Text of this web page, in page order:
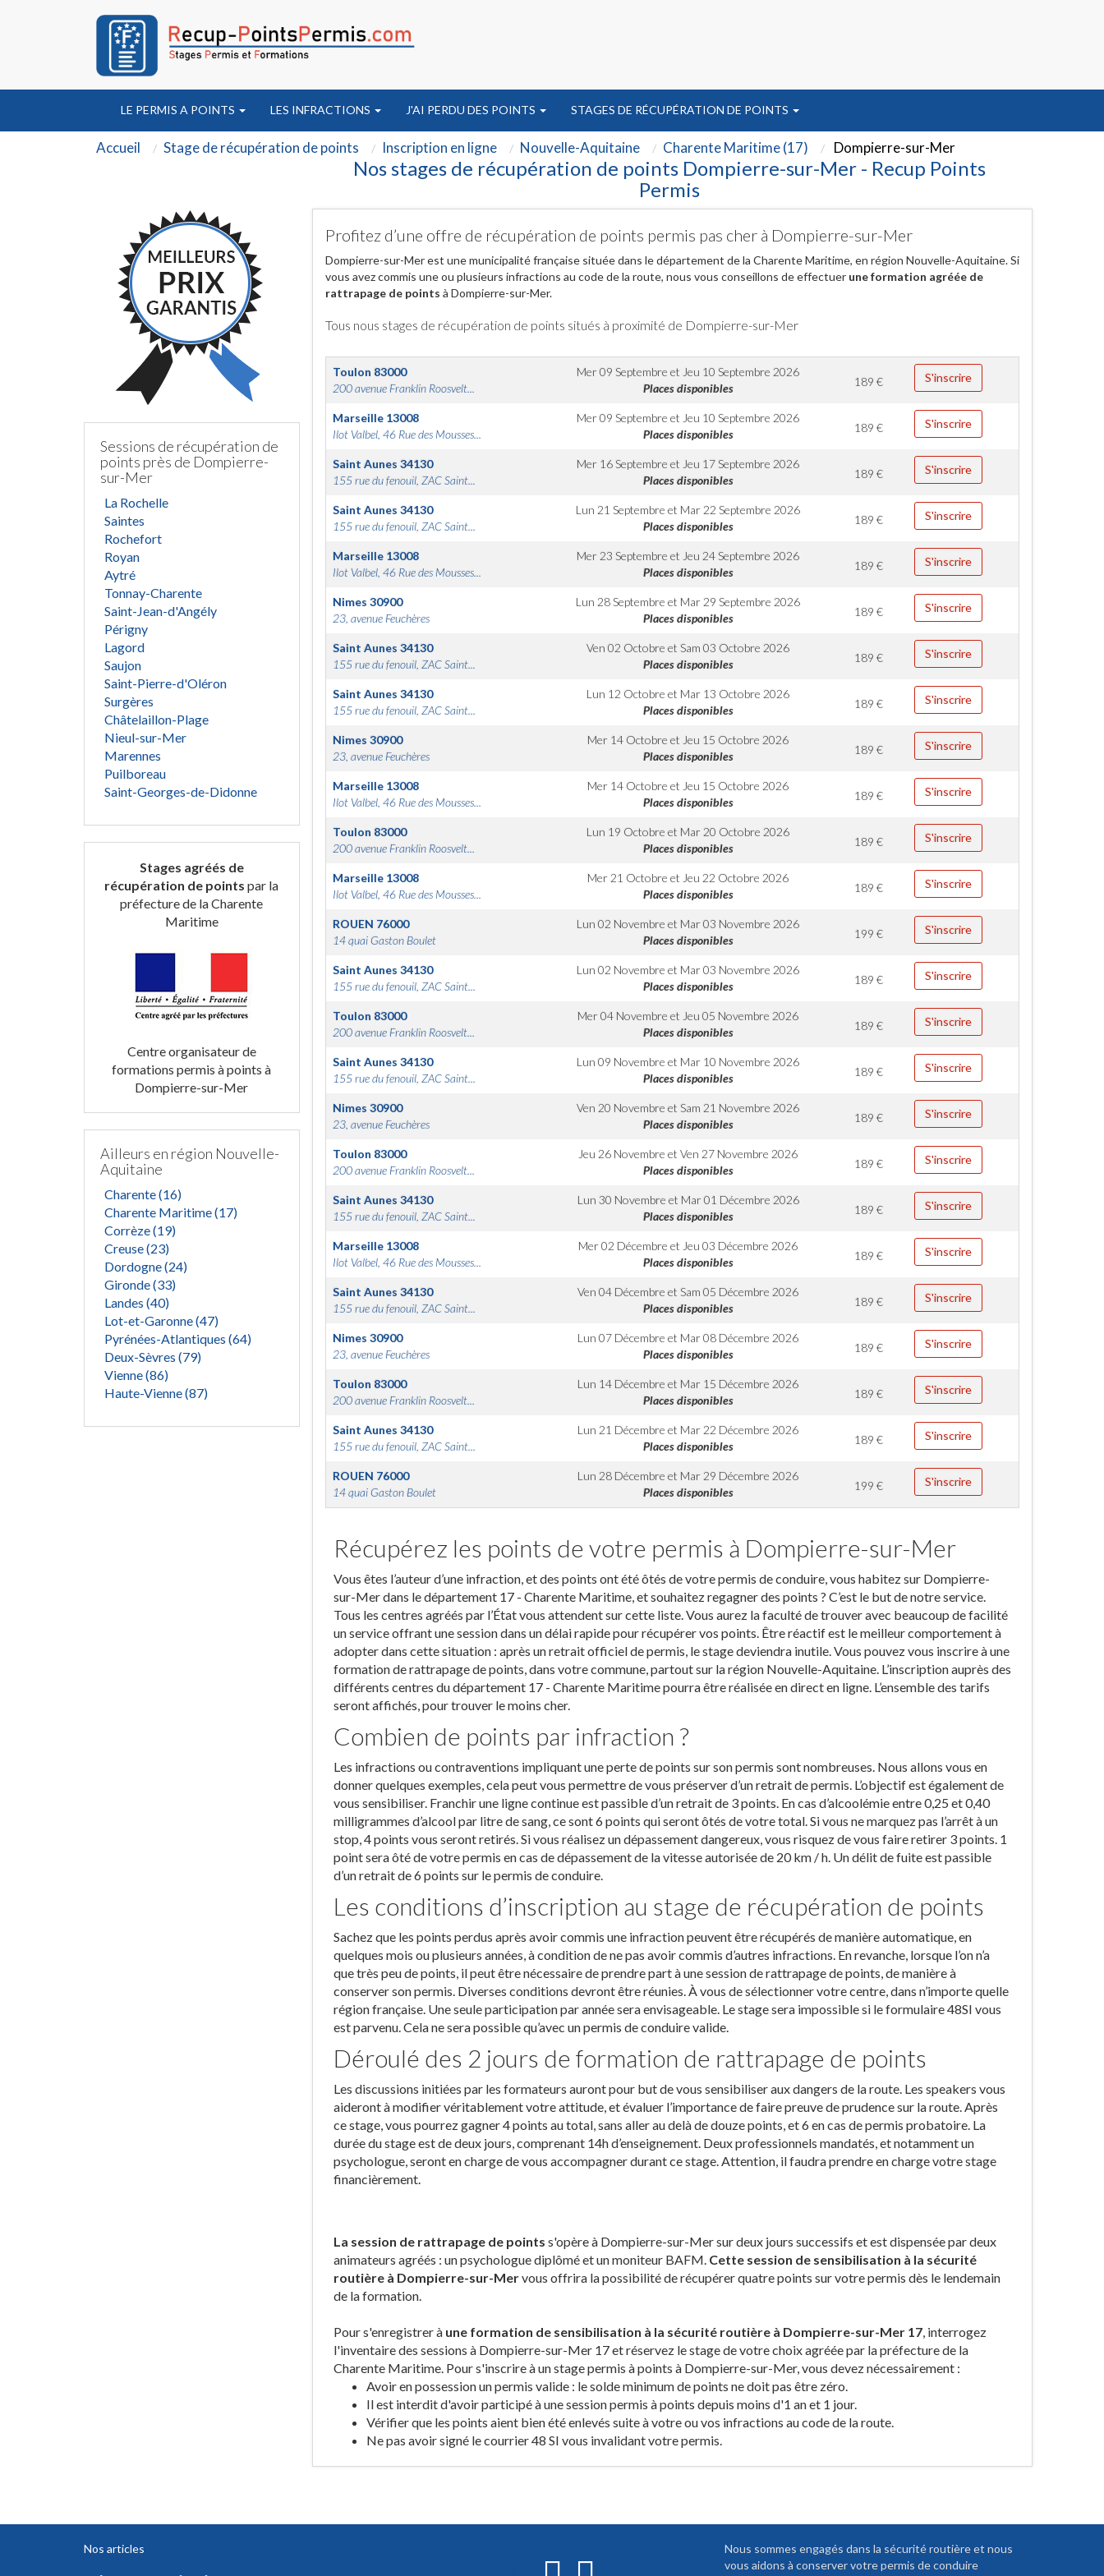
LE PERMIS A POINTS LES INFRACTIONS J'AI PERDU DES POINTS STAGES DE RÉCUPÉRATION DE POINTS
Accueil Stage de récupération de points Inscription en ligne Nouvelle-Aquitaine Charente Maritime (17) Dompierre-sur-Mer
Nos stages de récupération de points Dompierre-sur-Mer - Recup Points
Permis
Sessions de récupération de
points près de Dompierre-
sur-Mer
La Rochelle
Saintes
Rochefort
Royan
Aytré
Tonnay-Charente
Saint-Jean-d'Angély
Périgny
Lagord
Saujon
Saint-Pierre-d'Oléron
Surgères
Châtelaillon-Plage
Nieul-sur-Mer
Marennes
Puilboreau
Saint-Georges-de-Didonne
Stages agréés de
récupération de points par la
préfecture de la Charente
Maritime
Centre organisateur de
formations permis à points à
Dompierre-sur-Mer
Ailleurs en région Nouvelle-
Aquitaine
Charente (16)
Charente Maritime (17)
Corrèze (19)
Creuse (23)
Dordogne (24)
Gironde (33)
Landes (40)
Lot-et-Garonne (47)
Pyrénées-Atlantiques (64)
Deux-Sèvres (79)
Vienne (86)
Haute-Vienne (87)
Profitez d’une offre de récupération de points permis pas cher à Dompierre-sur-Mer
Dompierre-sur-Mer est une municipalité française située dans le département de la Charente Maritime, en région Nouvelle-Aquitaine. Si
vous avez commis une ou plusieurs infractions au code de la route, nous vous conseillons de effectuer une formation agréée de
rattrapage de points à Dompierre-sur-Mer.
Tous nous stages de récupération de points situés à proximité de Dompierre-sur-Mer
Toulon 83000
200 avenue Franklin Roosvelt...
Mer 09 Septembre et Jeu 10 Septembre 2026
Places disponibles
189€ S'inscrire
Marseille 13008
Ilot Valbel, 46 Rue des Mousses...
Mer 09 Septembre et Jeu 10 Septembre 2026
Places disponibles
189€ S'inscrire
Saint Aunes 34130
155 rue du fenouil, ZAC Saint...
Mer 16 Septembre et Jeu 17 Septembre 2026
Places disponibles
189€ S'inscrire
Saint Aunes 34130
155 rue du fenouil, ZAC Saint...
Lun 21 Septembre et Mar 22 Septembre 2026
Places disponibles
189€ S'inscrire
Marseille 13008
Ilot Valbel, 46 Rue des Mousses...
Mer 23 Septembre et Jeu 24 Septembre 2026
Places disponibles
189€ S'inscrire
Nimes 30900
23, avenue Feuchères
Lun 28 Septembre et Mar 29 Septembre 2026
Places disponibles
189€ S'inscrire
Saint Aunes 34130
155 rue du fenouil, ZAC Saint...
Ven 02 Octobre etSam 03 Octobre 2026
Places disponibles
189€ S'inscrire
Saint Aunes 34130
155 rue du fenouil, ZAC Saint...
Lun 12 Octobre et Mar 13 Octobre 2026
Places disponibles
189€ S'inscrire
Nimes 30900
23, avenue Feuchères
Mer 14 Octobre et Jeu 15 Octobre 2026
Places disponibles
189€ S'inscrire
Marseille 13008
Ilot Valbel, 46 Rue des Mousses...
Mer 14 Octobre et Jeu 15 Octobre 2026
Places disponibles
189€ S'inscrire
Toulon 83000
200 avenue Franklin Roosvelt...
Lun 19 Octobre et Mar 20 Octobre 2026
Places disponibles
189€ S'inscrire
Marseille 13008
Ilot Valbel, 46 Rue des Mousses...
Mer 21 Octobre et Jeu 22 Octobre 2026
Places disponibles
189€ S'inscrire
ROUEN 76000
14 quai Gaston Boulet
Lun 02 Novembre et Mar 03 Novembre 2026
Places disponibles
199€ S'inscrire
Saint Aunes 34130
155 rue du fenouil, ZAC Saint...
Lun 02 Novembre et Mar 03 Novembre 2026
Places disponibles
189€ S'inscrire
Toulon 83000
200 avenue Franklin Roosvelt...
Mer 04 Novembre et Jeu 05 Novembre 2026
Places disponibles
189€ S'inscrire
Saint Aunes 34130
155 rue du fenouil, ZAC Saint...
Lun 09 Novembre et Mar 10 Novembre 2026
Places disponibles
189€ S'inscrire
Nimes 30900
23, avenue Feuchères
Ven 20 Novembre etSam 21 Novembre 2026
Places disponibles
189€ S'inscrire
Toulon 83000
200 avenue Franklin Roosvelt...
Jeu 26 Novembre etVen 27 Novembre 2026
Places disponibles
189€ S'inscrire
Saint Aunes 34130
155 rue du fenouil, ZAC Saint...
Lun 30 Novembre et Mar 01 Décembre 2026
Places disponibles
189€ S'inscrire
Marseille 13008
Ilot Valbel, 46 Rue des Mousses...
Mer 02 Décembre et Jeu 03 Décembre 2026
Places disponibles
189€ S'inscrire
Saint Aunes 34130
155 rue du fenouil, ZAC Saint...
Ven 04 Décembre etSam 05 Décembre 2026
Places disponibles
189€ S'inscrire
Nimes 30900
23, avenue Feuchères
Lun 07 Décembre et Mar 08 Décembre 2026
Places disponibles
189€ S'inscrire
Toulon 83000
200 avenue Franklin Roosvelt...
Lun 14 Décembre et Mar 15 Décembre 2026
Places disponibles
189€ S'inscrire
Saint Aunes 34130
155 rue du fenouil, ZAC Saint...
Lun 21 Décembre et Mar 22 Décembre 2026
Places disponibles
189€ S'inscrire
ROUEN 76000
14 quai Gaston Boulet
Lun 28 Décembre et Mar 29 Décembre 2026
Places disponibles
199€ S'inscrire
Récupérez les points de votre permis à Dompierre-sur-Mer
Vous êtes l’auteur d’une infraction, et des points ont été ôtés de votre permis de conduire, vous habitez sur Dompierre-
sur-Mer dans le département 17 - Charente Maritime, et souhaitez regagner des points ? C’est le but de notre service.
Tous les centres agréés par l’État vous attendent sur cette liste. Vous aurez la faculté de trouver avec beaucoup de facilité
un service offrant une session dans un délai rapide pour récupérer vos points. Être réactif est le meilleur comportement à
adopter dans cette situation : après un retrait officiel de permis, le stage deviendra inutile. Vous pouvez vous inscrire à une
formation de rattrapage de points, dans votre commune, partout sur la région Nouvelle-Aquitaine. L’inscription auprès des
différents centres du département 17 - Charente Maritime pourra être réalisée en direct en ligne. L’ensemble des tarifs
seront affichés, pour trouver le moins cher.
Combien de points par infraction ?
Les infractions ou contraventions impliquant une perte de points sur son permis sont nombreuses. Nous allons vous en
donner quelques exemples, cela peut vous permettre de vous préserver d’un retrait de permis. L’objectif est également de
vous sensibiliser. Franchir une ligne continue est passible d’un retrait de 3 points. En cas d’alcoolémie entre 0,25 et 0,40
milligrammes d’alcool par litre de sang, ce sont 6 points qui seront ôtés de votre total. Si vous ne marquez pas l’arrêt à un
stop, 4 points vous seront retirés. Si vous réalisez un dépassement dangereux, vous risquez de vous faire retirer 3 points. 1
point sera ôté de votre permis en cas de dépassement de la vitesse autorisée de 20 km / h. Un délit de fuite est passible
d’un retrait de 6 points sur le permis de conduire.
Les conditions d’inscription au stage de récupération de points
Sachez que les points perdus après avoir commis une infraction peuvent être récupérés de manière automatique, en
quelques mois ou plusieurs années, à condition de ne pas avoir commis d’autres infractions. En revanche, lorsque l’on n’a
que très peu de points, il peut être nécessaire de prendre part à une session de rattrapage de points, de manière à
conserver son permis. Diverses conditions devront être réunies. À vous de sélectionner votre centre, dans n’importe quelle
région française. Une seule participation par année sera envisageable. Le stage sera impossible si le formulaire 48SI vous
est parvenu. Cela ne sera possible qu’avec un permis de conduire valide.
Déroulé des 2 jours de formation de rattrapage de points
Les discussions initiées par les formateurs auront pour but de vous sensibiliser aux dangers de la route. Les speakers vous
aideront à modifier véritablement votre attitude, et évaluer l’importance de faire preuve de prudence sur la route. Après
ce stage, vous pourrez gagner 4 points au total, sans aller au delà de douze points, et 6 en cas de permis probatoire. La
durée du stage est de deux jours, comprenant 14h d’enseignement. Deux professionnels mandatés, et notamment un
psychologue, seront en charge de vous accompagner durant ce stage. Attention, il faudra prendre en charge votre stage
financièrement.
La session de rattrapage de points s'opère à Dompierre-sur-Mer sur deux jours successifs et est dispensée par deux
animateurs agréés : un psychologue diplômé et un moniteur BAFM. Cette session de sensibilisation à la sécurité
routière à Dompierre-sur-Mervous offrira la possibilité de récupérer quatre points sur votre permis dès le lendemain
de la formation.
Pour s'enregistrer à une formation de sensibilisation à la sécurité routière à Dompierre-sur-Mer 17, interrogez
l'inventaire des sessions à Dompierre-sur-Mer 17 et réservez le stage de votre choix agréée par la préfecture de la
Charente Maritime. Pour s'inscrire à un stage permis à points à Dompierre-sur-Mer, vous devez nécessairement :
Avoir en possession un permis valide : le solde minimum de points ne doit pas être zéro.
Il est interdit d'avoir participé à une session permis à points depuis moins d'1 an et 1 jour.
Vérifier que les points aient bien été enlevés suite à votre ou vos infractions au code de la route.
Ne pas avoir signé le courrier 48 SI vous invalidant votre permis.
Nos articles
Nous sommes engagés dans la sécurité routière et nous
vous aidons à conserver votre permis de conduire